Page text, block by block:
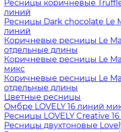
Ресницы коричневые
линий
Ресницы Dark chocolate Le
линий
Коричневые ресницы Le
отдельные длины
Коричневые ресницы Le
микс
Коричневые ресницы Le
отдельные длины
Цветные ресницы
Oмбре LOVELY 16 линий
Ресницы LOVELY Creative
Ресницы двухтоновые